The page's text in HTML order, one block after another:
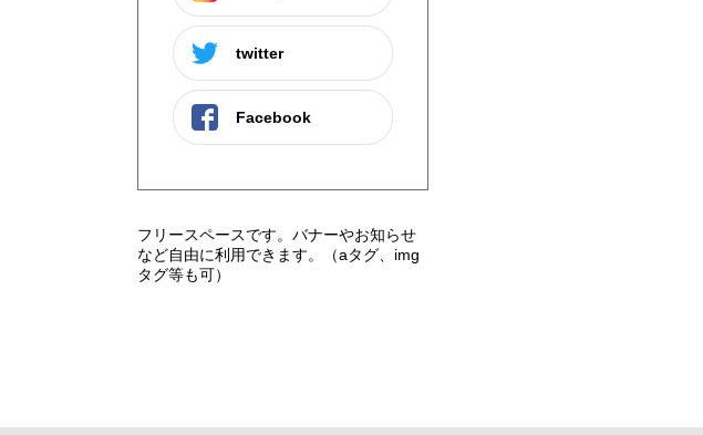
twitter
Facebook
フリースペースです。バナーやお知らせ
など自由に利用できます。（aタグ、img
タグ等も可）